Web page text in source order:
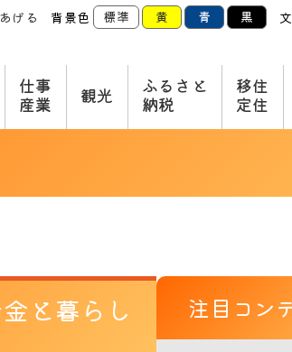
げる 背景色 標準 黄 青 黒
仕事
産業
観光
ふるさと
納税
移住
定住
と暮らし
注目コン